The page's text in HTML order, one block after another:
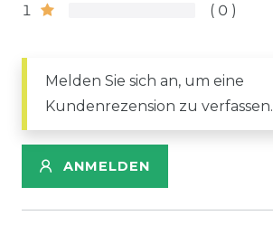
1
0
Melden Sie sich an, um eine
Kundenrezension zu verfassen.
ANMELDEN